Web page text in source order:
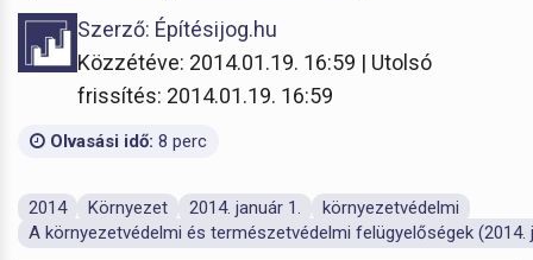
Szerző: Építésijog.hu
Közzétéve: 2014.01.19. 16:59 | Utolsó
frissítés: 2014.01.19. 16:59
Olvasási idő: 8 perc
2014 Környezet 2014. január 1.
környezetvédelmi
A környezetvédelmi és természetvédelmi felügyelőségek (2014.